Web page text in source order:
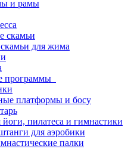
и рамы
скамьи
для жима
программы
платформы и босу
пилатеса и гимнастики
для аэробики
палки